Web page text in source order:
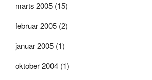
marts 2005 (15)
februar 2005 (2)
januar 2005 (1)
oktober 2004 (1)